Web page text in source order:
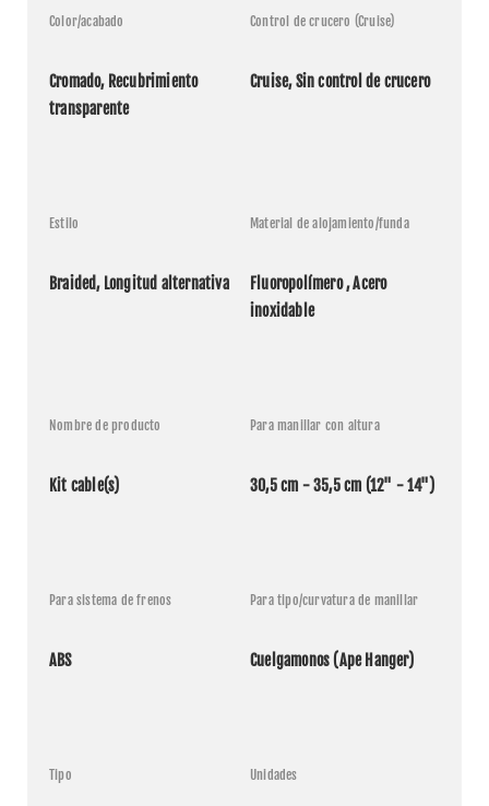
Harley
FLSTFB
1690
ABS
Davidson
ABS
FLSTN
ABS
Color/acabado
Cromado, Recubrimiento
transparente
Control de crucero (Cruise)
Cruise, Sin control de crucero
Estilo
Braided, Longitud alternativa
Material de alojamiento/funda
Fluoropolímero , Acero
inoxidable
Nombre de producto
Kit cable(s)
Para manillar con altura
30,5 cm - 35,5 cm (12" - 14")
Para sistema de frenos
ABS
Para tipo/curvatura de manillar
Cuelgamonos (Ape Hanger)
Tipo Unidades